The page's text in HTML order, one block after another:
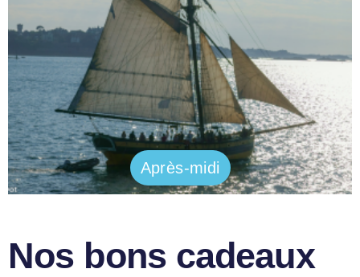
Après-midi
Nos bons cadeaux